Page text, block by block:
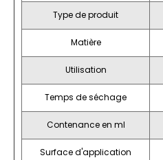
Type de produit
Matière
Utilisation
Temps de séchage
Contenance en ml
Surface d'application